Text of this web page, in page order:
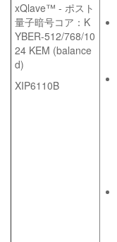
xQlave™ - ポスト
量子暗号コア：K
YBER-512/768/10
24 KEM (balance
d)
XIP6110B